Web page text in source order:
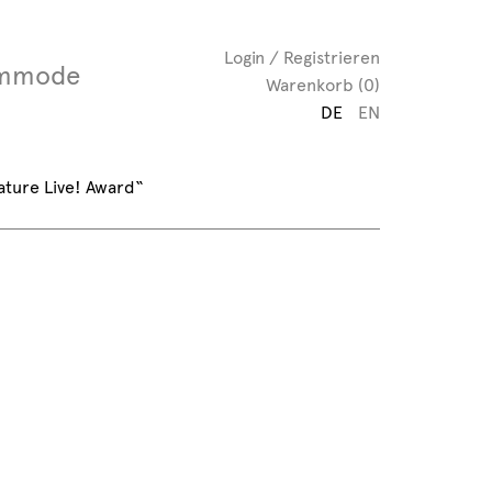
Login / Registrieren
Warenkorb (0)
DE
EN
Live! Award“